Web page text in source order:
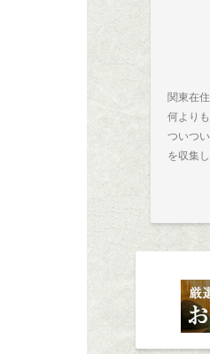
関東在
何より
ついつ
を収集